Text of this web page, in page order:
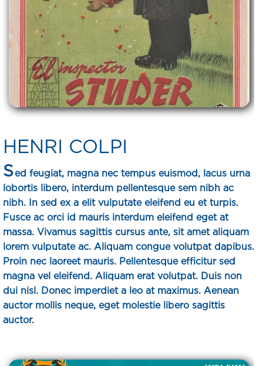
HENRI COLPI
Sed feugiat, magna nec tempus euismod, lacus urna
lobortis libero, interdum pellentesque sem nibh ac
nibh. In sed ex a elit vulputate eleifend eu et turpis.
Fusce ac orci id mauris interdum eleifend eget at
massa. Vivamus sagittis cursus ante, sit amet aliquam
lorem vulputate ac. Aliquam congue volutpat dapibus.
Proin nec laoreet mauris. Pellentesque efficitur sed
magna vel eleifend. Aliquam erat volutpat. Duis non
dui nisl. Donec imperdiet a leo at maximus. Aenean
auctor mollis neque, eget molestie libero sagittis
auctor.